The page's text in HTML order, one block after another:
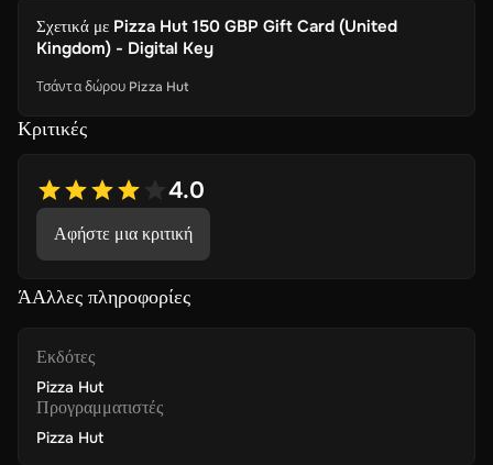
Σχετικά με Pizza Hut 150 GBP Gift Card (United
Kingdom) - Digital Key
Τσάντα δώρου Pizza Hut
Κριτικές
4.0
Αφήστε μια κριτική
ΆΑλλες πληροφορίες
Εκδότες
Pizza Hut
Προγραμματιστές
Pizza Hut